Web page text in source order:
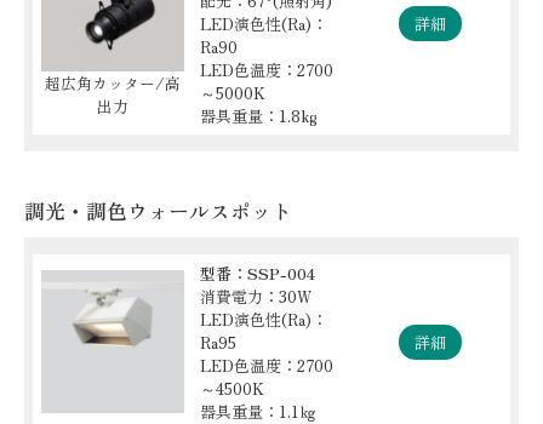
超広角カッター/高
出力
LED演色性(Ra)：
Ra90
LED色温度：2700
～5000K
器具重量：1.8kg
詳細
調光・調色ウォールスポット
型番：SSP-004
消費電力：30W
LED演色性(Ra)：
Ra95
LED色温度：2700
～4500K
器具重量：1.1㎏
詳細